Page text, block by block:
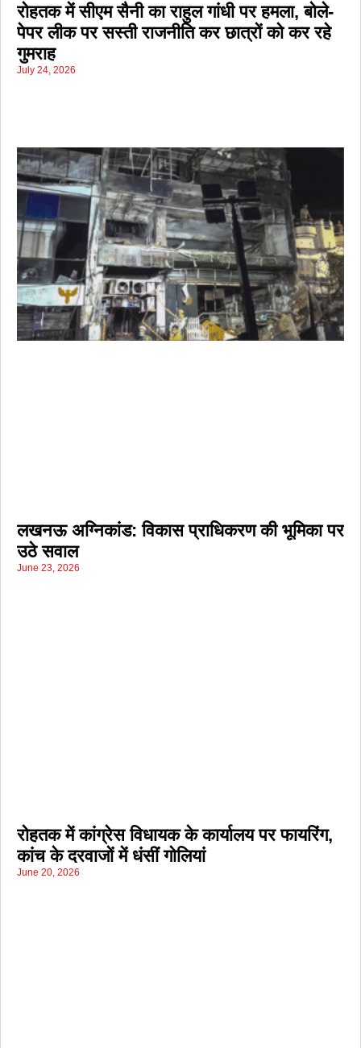
रोहतक में सीएम सैनी का राहुल गांधी पर हमला, बोले-
पेपर लीक पर सस्ती राजनीति कर छात्रों को कर रहे
गुमराह
July 24, 2026
लखनऊ अग्निकांड: विकास प्राधिकरण की भूमिका पर
उठे सवाल
June 23, 2026
रोहतक में कांग्रेस विधायक के कार्यालय पर फायरिंग,
कांच के दरवाजों में धंसीं गोलियां
June 20, 2026